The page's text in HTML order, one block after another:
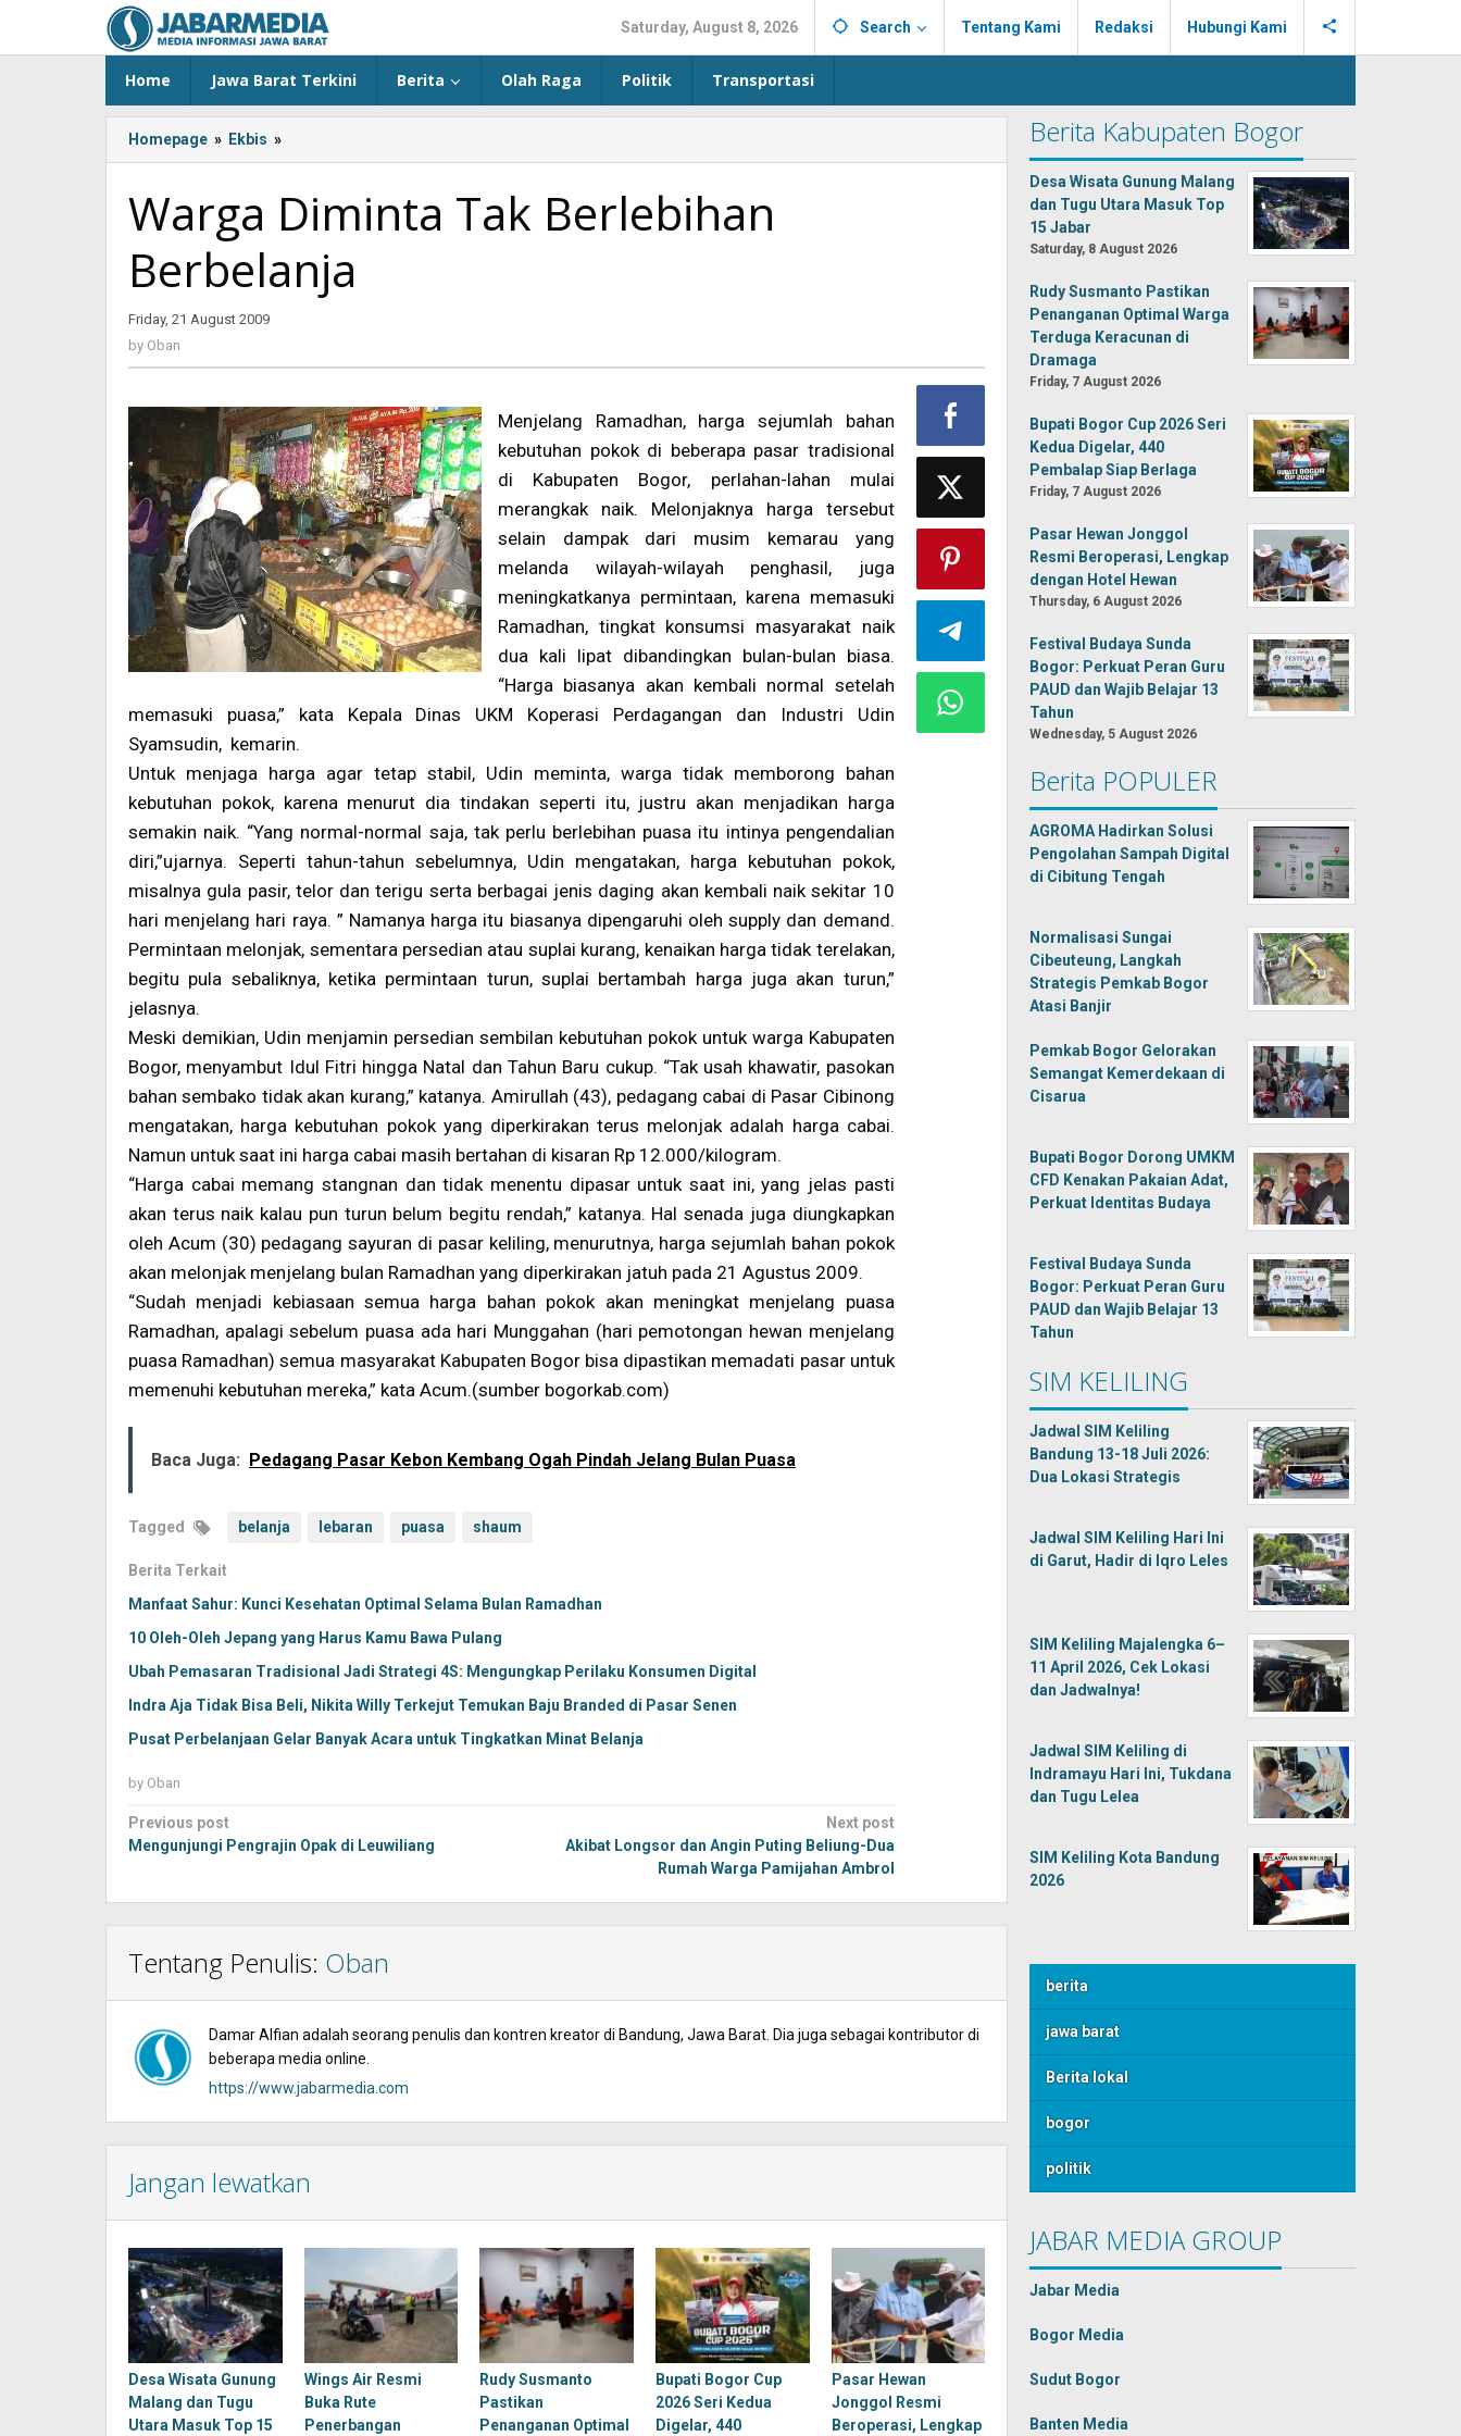
content
Saturday, August 8, 2026 Search Tentang Kami Redaksi Hubungi Kami
Home Jawa Barat Terkini Berita Olah Raga Politik Transportasi
Homepage » Ekbis »
-:IN-
>Warga
Diminta
Berlebihan
Berbelanja<!-
>
Warga Diminta Tak Berlebihan
Berbelanja
Friday, 21 August 2009
by Oban
Menjelang Ramadhan, harga sejumlah bahan
kebutuhan pokok di beberapa pasar tradisional
di Kabupaten Bogor, perlahan-lahan mulai
merangkak naik. Melonjaknya harga tersebut
selain dampak dari musim kemarau yang
melanda wilayah-wilayah penghasil, juga
meningkatkanya permintaan, karena memasuki
Ramadhan, tingkat konsumsi masyarakat naik
dua kali lipat dibandingkan bulan-bulan biasa.
“Harga biasanya akan kembali normal setelah
memasuki puasa,” kata Kepala Dinas UKM Koperasi Perdagangan dan Industri Udin
Syamsudin, kemarin.
Untuk menjaga harga agar tetap stabil, Udin meminta, warga tidak memborong bahan
kebutuhan pokok, karena menurut dia tindakan seperti itu, justru akan menjadikan harga
semakin naik. “Yang normal-normal saja, tak perlu berlebihan puasa itu intinya pengendalian
diri,”ujarnya. Seperti tahun-tahun sebelumnya, Udin mengatakan, harga kebutuhan pokok,
misalnya gula pasir, telor dan terigu serta berbagai jenis daging akan kembali naik sekitar 10
hari menjelang hari raya. ” Namanya harga itu biasanya dipengaruhi oleh supply dan demand.
Permintaan melonjak, sementara persedian atau suplai kurang, kenaikan harga tidak terelakan,
begitu pula sebaliknya, ketika permintaan turun, suplai bertambah harga juga akan turun,”
jelasnya.
Meski demikian, Udin menjamin persedian sembilan kebutuhan pokok untuk warga Kabupaten
Bogor, menyambut Idul Fitri hingga Natal dan Tahun Baru cukup. “Tak usah khawatir, pasokan
bahan sembako tidak akan kurang,” katanya. Amirullah (43), pedagang cabai di Pasar Cibinong
mengatakan, harga kebutuhan pokok yang diperkirakan terus melonjak adalah harga cabai.
Namun untuk saat ini harga cabai masih bertahan di kisaran Rp 12.000/kilogram.
“Harga cabai memang stangnan dan tidak menentu dipasar untuk saat ini, yang jelas pasti
akan terus naik kalau pun turun belum begitu rendah,” katanya. Hal senada juga diungkapkan
oleh Acum (30) pedagang sayuran di pasar keliling, menurutnya, harga sejumlah bahan pokok
akan melonjak menjelang bulan Ramadhan yang diperkirakan jatuh pada 21 Agustus 2009.
“Sudah menjadi kebiasaan semua harga bahan pokok akan meningkat menjelang puasa
Ramadhan, apalagi sebelum puasa ada hari Munggahan (hari pemotongan hewan menjelang
puasa Ramadhan) semua masyarakat Kabupaten Bogor bisa dipastikan memadati pasar untuk
memenuhi kebutuhan mereka,” kata Acum.(sumber bogorkab.com)
Baca Juga: Pedagang Pasar Kebon Kembang Ogah Pindah Jelang Bulan Puasa
Tagged belanja lebaran puasa shaum
Berita Terkait
Manfaat Sahur: Kunci Kesehatan Optimal Selama Bulan Ramadhan
10 Oleh-Oleh Jepang yang Harus Kamu Bawa Pulang
Ubah Pemasaran Tradisional Jadi Strategi 4S: Mengungkap Perilaku Konsumen Digital
Indra Aja Tidak Bisa Beli, Nikita Willy Terkejut Temukan Baju Branded di Pasar Senen
Pusat Perbelanjaan Gelar Banyak Acara untuk Tingkatkan Minat Belanja
by Oban
Post
navigation
Previous post
Mengunjungi Pengrajin Opak di Leuwiliang
Next post
Akibat Longsor dan Angin Puting Beliung-Dua
Rumah Warga Pamijahan Ambrol
Tentang Penulis: Oban
Damar Alfian adalah seorang penulis dan kontren kreator di Bandung, Jawa Barat. Dia juga sebagai kontributor di
beberapa media online.
https://www.jabarmedia.com
Jangan lewatkan
Desa Wisata Gunung
Malang dan Tugu
Utara Masuk Top 15
Wings Air Resmi
Buka Rute
Penerbangan
Rudy Susmanto
Pastikan
Penanganan Optimal
Bupati Bogor Cup
2026 Seri Kedua
Digelar, 440
Pasar Hewan
Jonggol Resmi
Beroperasi, Lengkap
Berita Kabupaten Bogor
Desa Wisata Gunung Malang
dan Tugu Utara Masuk Top
15 Jabar
Saturday, 8 August 2026
Rudy Susmanto Pastikan
Penanganan Optimal Warga
Terduga Keracunan di
Dramaga
Friday, 7 August 2026
Bupati Bogor Cup 2026 Seri
Kedua Digelar, 440
Pembalap Siap Berlaga
Friday, 7 August 2026
Pasar Hewan Jonggol
Resmi Beroperasi, Lengkap
dengan Hotel Hewan
Thursday, 6 August 2026
Festival Budaya Sunda
Bogor: Perkuat Peran Guru
PAUD dan Wajib Belajar 13
Tahun
Wednesday, 5 August 2026
Berita POPULER
AGROMA Hadirkan Solusi
Pengolahan Sampah Digital
di Cibitung Tengah
Normalisasi Sungai
Cibeuteung, Langkah
Strategis Pemkab Bogor
Atasi Banjir
Pemkab Bogor Gelorakan
Semangat Kemerdekaan di
Cisarua
Bupati Bogor Dorong UMKM
CFD Kenakan Pakaian Adat,
Perkuat Identitas Budaya
Festival Budaya Sunda
Bogor: Perkuat Peran Guru
PAUD dan Wajib Belajar 13
Tahun
SIM KELILING
Jadwal SIM Keliling
Bandung 13-18 Juli 2026:
Dua Lokasi Strategis
Jadwal SIM Keliling Hari Ini
di Garut, Hadir di Iqro Leles
SIM Keliling Majalengka 6–
11 April 2026, Cek Lokasi
dan Jadwalnya!
Jadwal SIM Keliling di
Indramayu Hari Ini, Tukdana
dan Tugu Lelea
SIM Keliling Kota Bandung
2026
berita
jawa barat
Berita lokal
bogor
politik
JABAR MEDIA GROUP
Jabar Media
Bogor Media
Sudut Bogor
Banten Media